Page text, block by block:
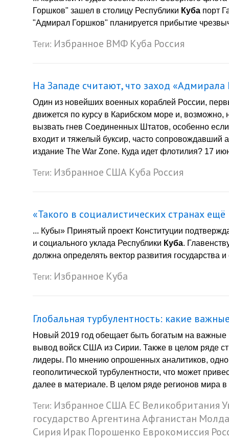
Горшков" зашел в столицу Республики Куба порт
"Адмирал Горшков" планируется прибытие
Теги: Избранное ВМФ Куба Россия
На Западе считают, что заход
Один из новейших военных кораблей России,
движется по курсу в Карибском море и, возможно,
вызвать гнев Соединенных Штатов, особенно
входит и тяжелый буксир, часто сопровождавший
издание The War Zone. Куда идет флотилия? 17
Теги: Избранное США Куба Россия
«Такого в социалистических странах
... Кубы» Принятый проект Конституции
и социального уклада Республики Куба.
должна определять вектор развития государства
Теги: Избранное Куба
Глобальная турбулентность: какие
Новый 2019 год обещает быть богатым на
вывод войск США из Сирии. Также в целом ряде
лидеры. По мнению опрошенных аналитиков,
геополитической турбулентности, что может
далее в материале. В целом ряде регионов мира
Теги: Избранное США ЕС Великобритания
государствоАргентинаАфганистан
Сирия Ирак Порошенко Еврокомиссия